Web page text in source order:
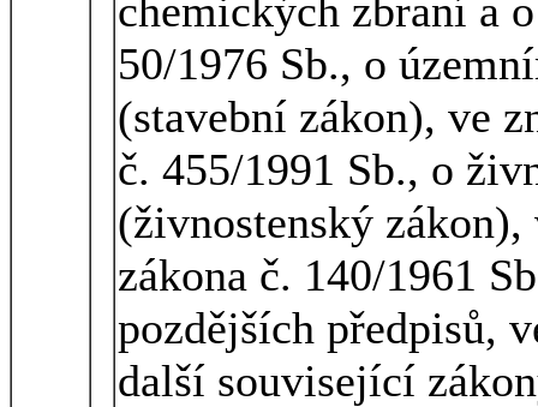
chemických zbraní a
50/1976 Sb., o
(stavební zákon), ve
č. 455/1991 Sb., o
(živnostenský
zákona č. 140/1961
pozdějších předpisů,
další související